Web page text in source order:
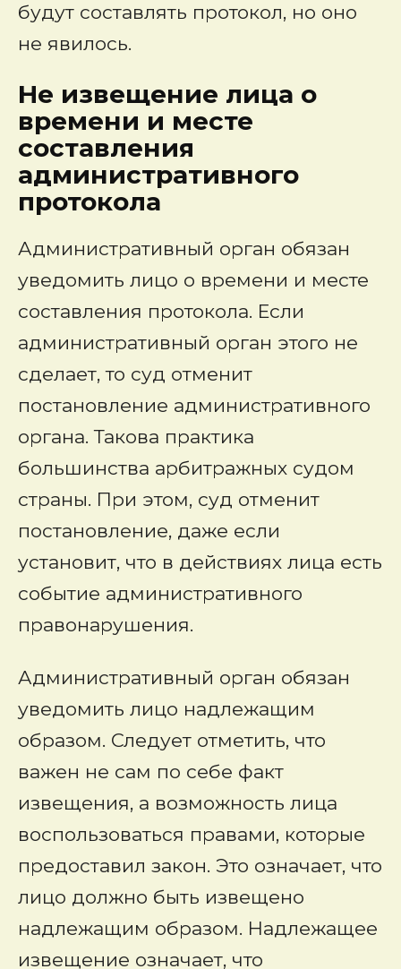
будут составлять протокол, но оно
не явилось.
Не извещение лица о
времени и месте
составления
административного
протокола
Административный орган обязан
уведомить лицо о времени и месте
составления протокола. Если
административный орган этого не
сделает, то суд отменит
постановление административного
органа. Такова практика
большинства арбитражных судом
страны. При этом, суд отменит
постановление, даже если
установит, что в действиях лица есть
событие административного
правонарушения.
Административный орган обязан
уведомить лицо надлежащим
образом. Следует отметить, что
важен не сам по себе факт
извещения, а возможность лица
воспользоваться правами, которые
предоставил закон. Это означает, что
лицо должно быть извещено
надлежащим образом. Надлежащее
извещение означает, что